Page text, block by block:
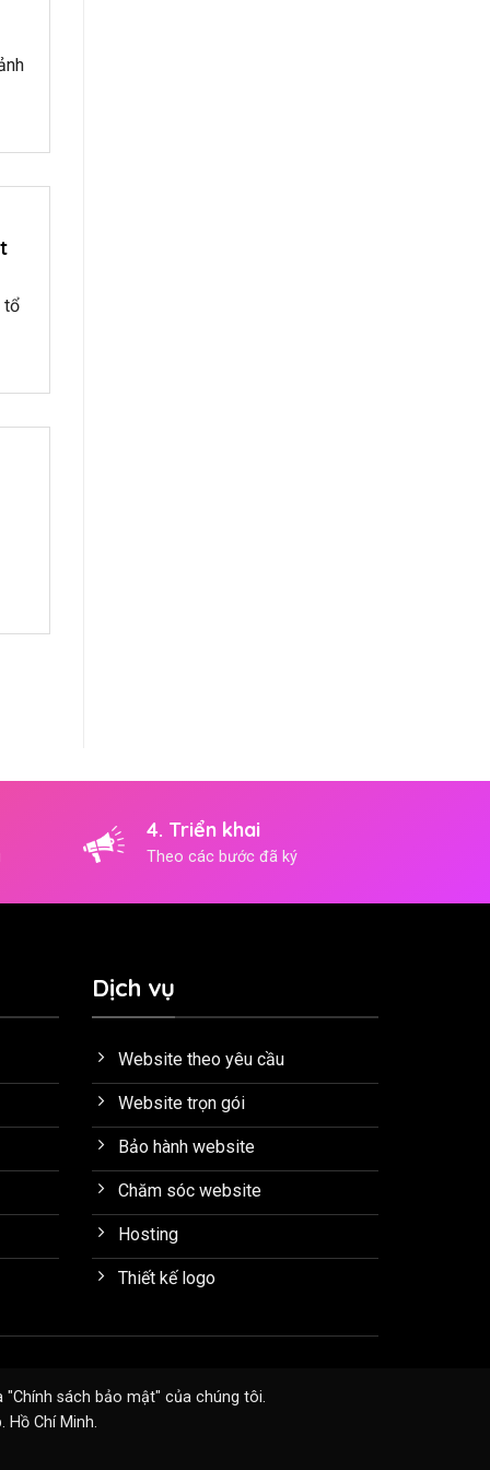
tổ
4. Triển khai
Theo các bước đã ký
Dịch vụ
Website theo yêu cầu
Website trọn gói
Bảo hành website
Chăm sóc website
Hosting
Thiết kế logo
"Chính sách bảo mật" của chúng tôi.
Hồ Chí Minh.